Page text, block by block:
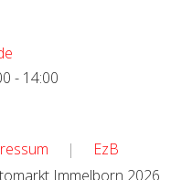
- 14:00
|
EzB
Immelborn 2026